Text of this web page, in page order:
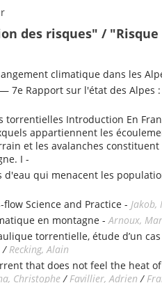
des risques" /
climatique dans les
7e Rapport sur l'état des Alpes
torrentielles Introduction En
appartiennent les
et les avalanches
I -
d'eau qui menacent les
Science and Practice -
en montagne -Arnoux,
torrentielle, étude d’un
/ Recking, Alain
that does not feel the heat
Christophe/ Favillier, Adrien /